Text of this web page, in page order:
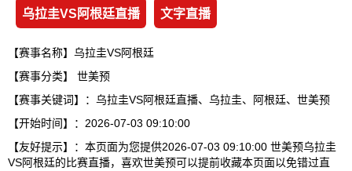
乌拉圭VS阿根廷直播 文字直播
【赛事名称】乌拉圭VS阿根廷
【赛事分类】 世美预
【赛事关键词】：乌拉圭VS阿根廷直播、乌拉圭、阿根廷、世美预
【开始时间】：2026-07-03 09:10:00
【友好提示】：本页面为您提供2026-07-03 09:10:00 世美预乌拉圭
VS阿根廷的比赛直播，喜欢世美预可以提前收藏本页面以免错过直